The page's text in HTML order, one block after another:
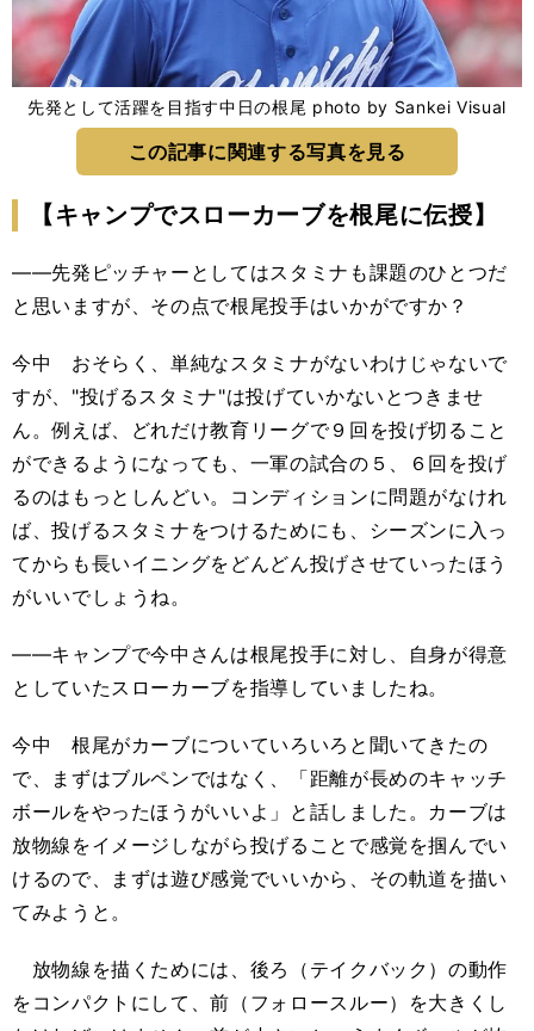
先発として活躍を目指す中日の根尾 photo by Sankei Visual
この記事に関連する写真を見る
【キャンプでスローカーブを根尾に伝授】
――先発ピッチャーとしてはスタミナも課題のひとつだ
と思いますが、その点で根尾投手はいかがですか？
今中 おそらく、単純なスタミナがないわけじゃないで
すが、"投げるスタミナ"は投げていかないとつきませ
ん。例えば、どれだけ教育リーグで９回を投げ切ること
ができるようになっても、一軍の試合の５、６回を投げ
るのはもっとしんどい。コンディションに問題がなけれ
ば、投げるスタミナをつけるためにも、シーズンに入っ
てからも長いイニングをどんどん投げさせていったほう
がいいでしょうね。
――キャンプで今中さんは根尾投手に対し、自身が得意
としていたスローカーブを指導していましたね。
今中 根尾がカーブについていろいろと聞いてきたの
で、まずはブルペンではなく、「距離が長めのキャッチ
ボールをやったほうがいいよ」と話しました。カーブは
放物線をイメージしながら投げることで感覚を掴んでい
けるので、まずは遊び感覚でいいから、その軌道を描い
てみようと。
放物線を描くためには、後ろ（テイクバック）の動作
をコンパクトにして、前（フォロースルー）を大きくし